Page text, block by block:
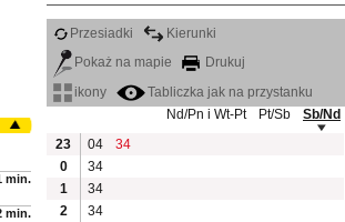
Przesiadki
Kierunki
Pokaż na mapie
Drukuj
ikony
Tabliczka jak na przystanku
Nd/Pn i Wt-Pt
Pt/Sb
Sb/Nd
23
04
34
0
34
1
34
2
34
min.
min.